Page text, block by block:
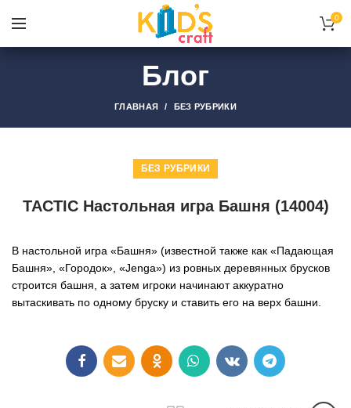
0
Блог
ГЛАВНАЯ БЕЗ РУБРИКИ
БЕЗ РУБРИКИ
TACTIC Настольная игра Башня (14004)
В настольной игра «Башня» (известной также как «Падающая
Башня», «Городок», «Jenga») из ровных деревянных брусков
строится башня, а затем игроки начинают аккуратно
вытаскивать по одному бруску и ставить его на верх башни.